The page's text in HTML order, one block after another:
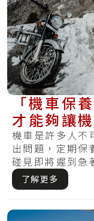
「機車保
才能夠讓
機車是許多人不
出問題，定期保
碰見即將遲到急
樣皆.....
了解更多